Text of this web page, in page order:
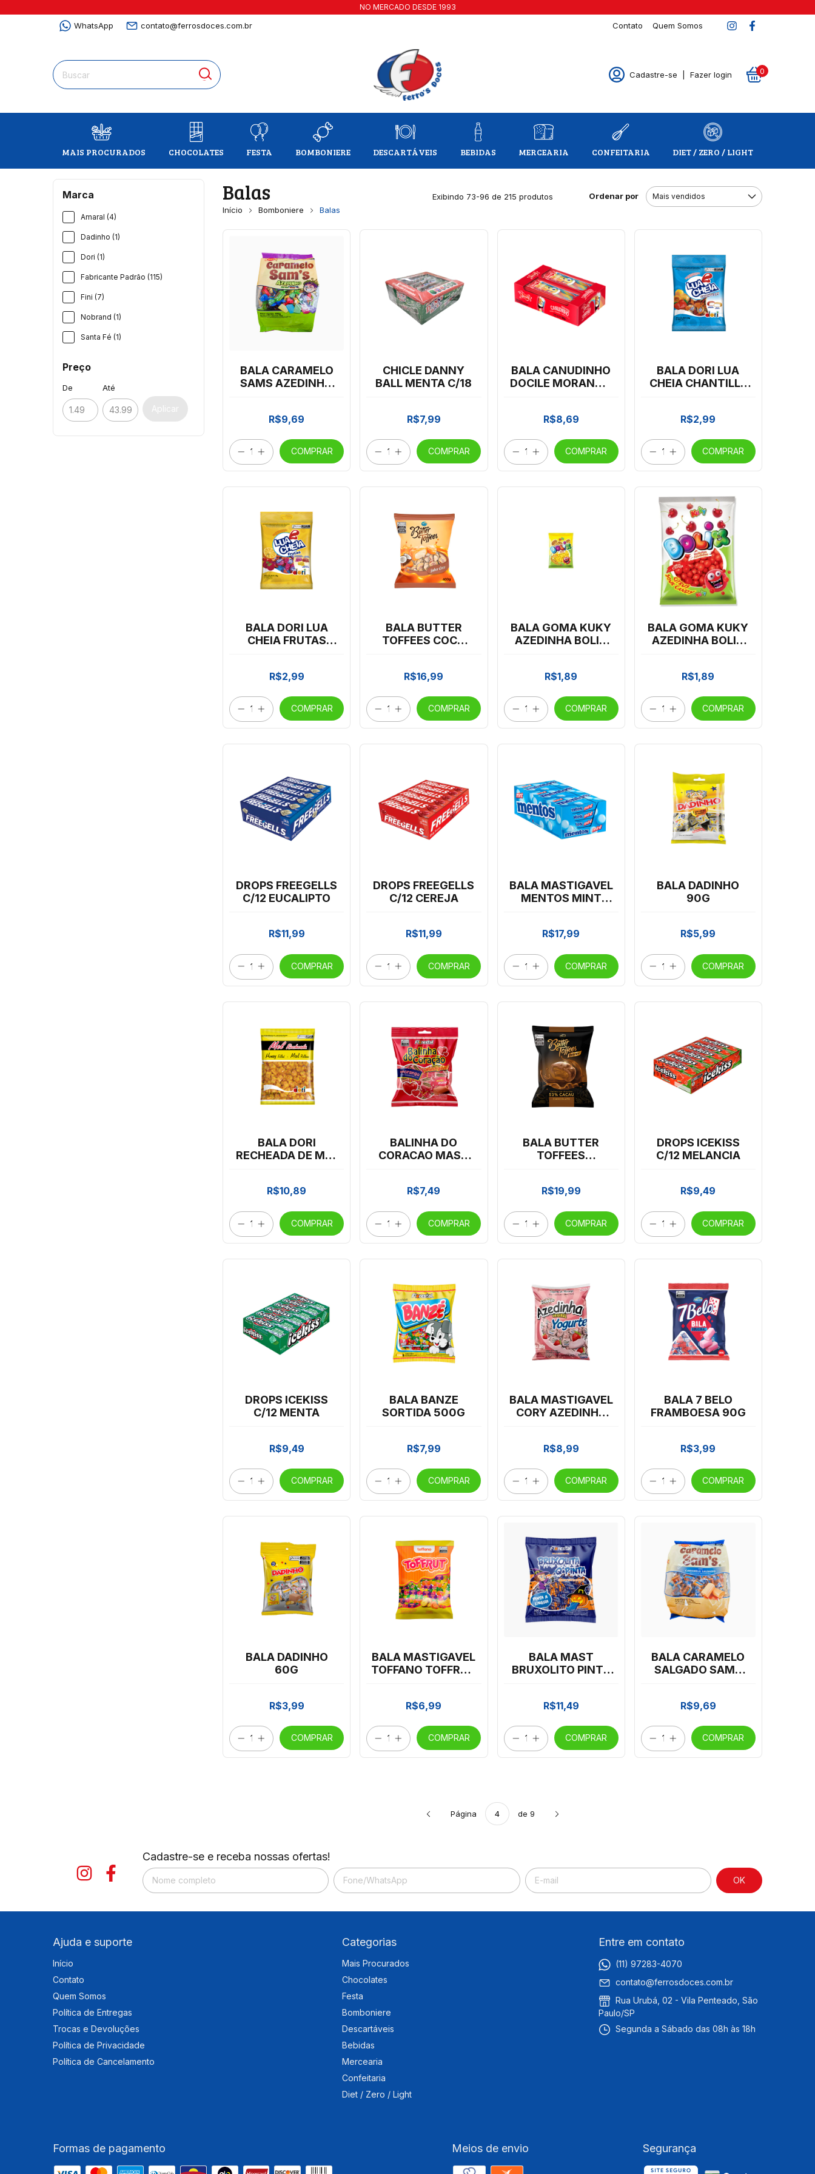
NO MERCADO DESDE 1993
WhatsApp contato@ferrosdoces.com.br Contato Quem Somos
Cadastre-se Fazer login 0
MAIS PROCURADOS CHOCOLATES FESTA BOMBONIERE DESCARTÁVEIS BEBIDAS MERCEARIA CONFEITARIA DIET / ZERO / LIGHT
Marca
Amaral (4)
Dadinho (1)
Dori (1)
Fabricante Padrão (115)
Fini (7)
Nobrand (1)
Santa Fé (1)
Preço
De Até
Aplicar
Balas
Início Bomboniere Balas
Exibindo 73-96 de 215 produtos Ordenar por
BALA CARAMELO
SAMS AZEDINHO
R$9,69
COMPRAR
CHICLE DANNY
BALL MENTA C/18
R$7,99
COMPRAR
BALA CANUDINHO
DOCILE MORANGO
R$8,69
COMPRAR
BALA DORI LUA
CHEIA CHANTILLY
R$2,99
COMPRAR
BALA DORI LUA
CHEIA FRUTAS
R$2,99
COMPRAR
BALA BUTTER
TOFFEES COCO
R$16,99
COMPRAR
BALA GOMA KUKY
AZEDINHA BOLIX
R$1,89
COMPRAR
BALA GOMA KUKY
AZEDINHA BOLIX
R$1,89
COMPRAR
DROPS FREEGELLS
C/12 EUCALIPTO
R$11,99
COMPRAR
DROPS FREEGELLS
C/12 CEREJA
R$11,99
COMPRAR
BALA MASTIGAVEL
MENTOS MINT
R$17,99
COMPRAR
BALA DADINHO
90G
R$5,99
COMPRAR
BALA DORI
RECHEADA DE MEL
R$10,89
COMPRAR
BALINHA DO
CORACAO MAST
R$7,49
COMPRAR
BALA BUTTER
TOFFEES
R$19,99
COMPRAR
DROPS ICEKISS
C/12 MELANCIA
R$9,49
COMPRAR
DROPS ICEKISS
C/12 MENTA
R$9,49
COMPRAR
BALA BANZE
SORTIDA 500G
R$7,99
COMPRAR
BALA MASTIGAVEL
CORY AZEDINHA
R$8,99
COMPRAR
BALA 7 BELO
FRAMBOESA 90G
R$3,99
COMPRAR
BALA DADINHO
60G
R$3,99
COMPRAR
BALA MASTIGAVEL
TOFFANO TOFFRUT
R$6,99
COMPRAR
BALA MAST
BRUXOLITO PINTA
R$11,49
COMPRAR
BALA CARAMELO
SALGADO SAMS
R$9,69
COMPRAR
Página de 9
Cadastre-se e receba nossas ofertas!
Ajuda e suporte
Início
Contato
Quem Somos
Política de Entregas
Trocas e Devoluções
Política de Privacidade
Política de Cancelamento
Categorias
Mais Procurados
Chocolates
Festa
Bomboniere
Descartáveis
Bebidas
Mercearia
Confeitaria
Diet / Zero / Light
Entre em contato
(11) 97283-4070
contato@ferrosdoces.com.br
Rua Urubá, 02 - Vila Penteado, São
Paulo/SP
Segunda a Sábado das 08h às 18h
Formas de pagamento Meios de envio Segurança